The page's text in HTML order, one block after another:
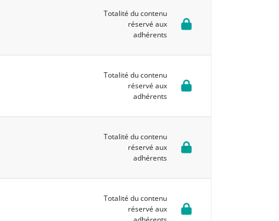
Totalité du contenu
réservé aux
adhérents
Totalité du contenu
réservé aux
adhérents
Totalité du contenu
réservé aux
adhérents
Totalité du contenu
réservé aux